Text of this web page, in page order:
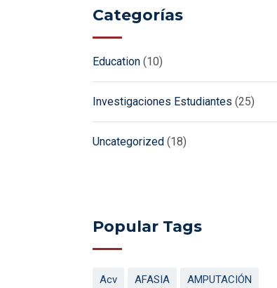
Categorías
Education (10)
Investigaciones Estudiantes (25)
Uncategorized (18)
Popular Tags
Acv AFASIA AMPUTACIÓN